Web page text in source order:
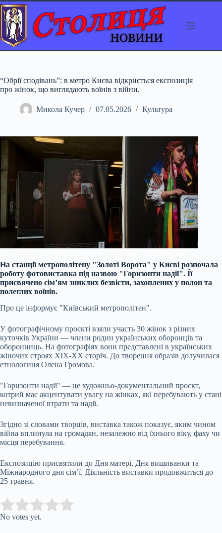
Перейти
до
вмісту
“Обрії сподівань”: в метро Києва відкриється експозиція
про жінок, що виглядають воїнів з війни.
Микола Кучер 07.05.2026 Культура
На станції метрополітену "Золоті Ворота" у Києві розпочала
роботу фотовиставка під назвою "Горизонти надії". Її
присвячено сім’ям зниклих безвісти, захоплених у полон та
полеглих воїнів.
Про це інформує "Київський метрополітен".
У фотографічному проєкті взяли участь 30 жінок з різних
куточків України — члени родин українських оборонців та
оборонниць. На фотографіях вони представлені в українських
жіночих строях XIX-XX сторіч. До творення образів долучилася
етнологиня Олена Громова.
"Горизонти надії" — це художньо-документальний проєкт,
котрий має акцентувати увагу на жінках, які перебувають у стані
невизначеної втрати та надії.
Згідно зі словами творців, виставка також показує, яким чином
війна вплинула на громадян, незалежно від їхнього віку, фаху чи
місця перебування.
Експозицію присвятили до Дня матері, Дня вишиванки та
Міжнародного дня сім’ї. Діяльність виставки продовжиться до
25 травня.
Rate this item:
No votes yet.